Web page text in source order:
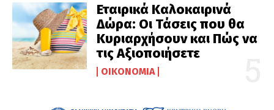
Εταιρικά Καλοκαιρινά
Δώρα: Οι Τάσεις που θα
Κυριαρχήσουν και Πώς να
τις Αξιοποιήσετε
ΟΙΚΟΝΟΜΊΑ